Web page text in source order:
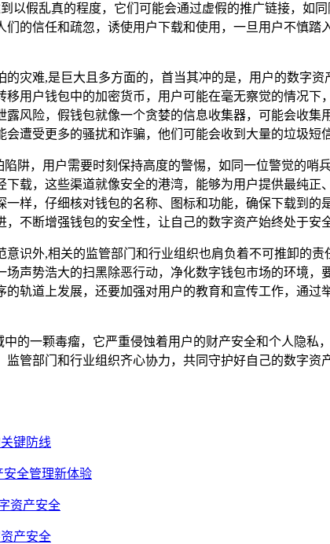
以假乱真的程度，它们可能会通过虚假的推广链接，
的信任和疏忽，诱使用户下载和使用，一旦用户不慎
灾难,是巨大且多方面的，首当其冲的是，用户的数字
移用户钱包中的加密货币，用户可能在毫无察觉的情况
风险，假钱包就像一个贪婪的信息收集器，可能会收
遭受更多的骚扰和诈骗，他们可能会收到大量的垃圾短
陷阱，用户需要时刻保持高度的警惕，如同一位警觉的
载，这些渠道就像安全的港湾，能够为用户提供最纯
样，仔细核对钱包的名称、图标和功能，确保下载到
不断增强钱包的安全性，让自己的数字资产始终处于安
意识外,相关的监管部门和行业组织也肩负着不可推卸的
场声势浩大的扫黑除恶行动，净化数字钱包市场的环境
的轨道上发展，还要加强对用户的教育和宣传工作，通
中的一颗毒瘤，它严重侵蚀着用户的财产安全和个人隐
监管部门和行业组织齐心协力，共同守护好自己的数字
键防线
安全管理新体验
资产安全
产安全